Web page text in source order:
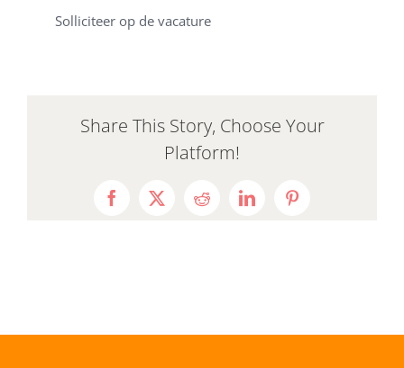
Solliciteer op de vacature
Share This Story, Choose Your
Platform!
Facebook
X RedditLinkedInPinterest